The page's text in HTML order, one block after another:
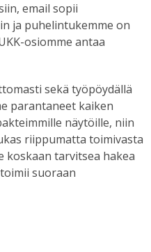
email sopii
ja puhelintukemme on
osiomme antaa
sekä työpöydällä
parantaneet kaiken
näytöille, niin
riippumatta toimivasta
koskaan tarvitsea hakea
suoraan